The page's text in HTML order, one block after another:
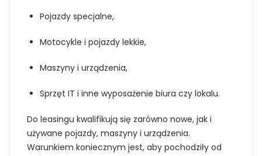
Pojazdy specjalne,
Motocykle i pojazdy lekkie,
Maszyny i urządzenia,
Sprzęt IT i inne wyposażenie biura czy lokalu.
Do leasingu kwalifikują się zarówno nowe, jak i
używane pojazdy, maszyny i urządzenia.
Warunkiem koniecznym jest, aby pochodziły od